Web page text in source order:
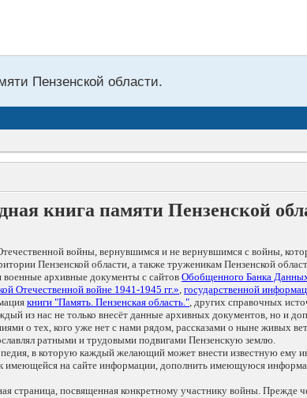
Пензенской области.
книга памяти Пензенской
войны, вернувшимся и не вернувшимся с войны,
Пензенской области, а также труженикам Пензенской
военные архивные документы с сайтов Обобщенного Банка
Отечественной войне 1941-1945 гг.», государственной
книги "Память. Пензенская область.", других справочных
из нас не только внесёт данные архивных документов, но и
о тех, кого уже нет с нами рядом, рассказами о ныне живых
ратными и трудовыми подвигами Пензенскую землю.
в которую каждый желающий может внести известную ему
имеющейся на сайте информации, дополнить имеющуюся
страница, посвященная конкретному участнику войны. Прежде